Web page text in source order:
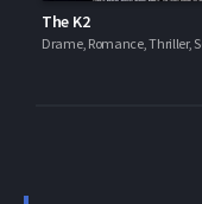
The K2